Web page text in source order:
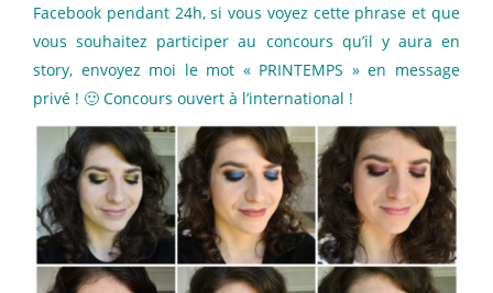
Facebook pendant 24h, si vous voyez cette phrase et que
vous souhaitez participer au concours qu’il y aura en
story, envoyez moi le mot « PRINTEMPS » en message
privé ! 🙂 Concours ouvert à l’international !